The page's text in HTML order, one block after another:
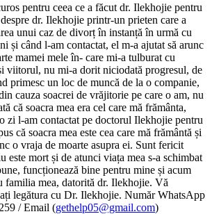
pentru ceea ce a făcut dr. Ilekhojie pentru
dr. Ilekhojie printr-un prieten care a
unui caz de divorț în instanță în urmă cu
și când l-am contactat, el m-a ajutat să arunc
mamei mele în- care mi-a tulburat cu
viitorul, nu mi-a dorit niciodată progresul, de
primesc un loc de muncă de la o companie,
cauza soacrei de vrăjitorie pe care o am, nu
că soacra mea era cel care mă frământa,
zi l-am contactat pe doctorul Ilekhojie pentru
că soacra mea este cea care mă frământă și
o vraja de moarte asupra ei. Sunt fericit
este mort și de atunci viața mea s-a schimbat
funcționează bine pentru mine și acum
familia mea, datorită dr. Ilekhojie. Vă
legătura cu Dr. Ilekhojie. Număr WhatsApp
/ Email (gethelp05@gmail.com)